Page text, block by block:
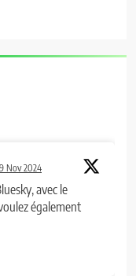
Nov 2024
avec le
également